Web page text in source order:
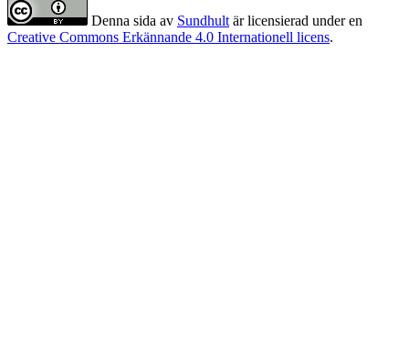
Denna sida av Sundhult är licensierad under en
Creative Commons Erkännande 4.0 Internationell licens.